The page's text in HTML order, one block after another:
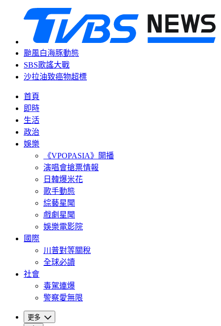
颱風白海豚動態
SBS歌謠大戰
沙拉油致癌物超標
首頁
即時
生活
政治
娛樂
《VPOPASIA》開播
演唱會搶票情報
日韓爆米花
歌手動態
綜藝星聞
戲劇星聞
娛樂電影院
國際
川普對等關稅
全球必讀
社會
毒駕連爆
警察愛無限
更多